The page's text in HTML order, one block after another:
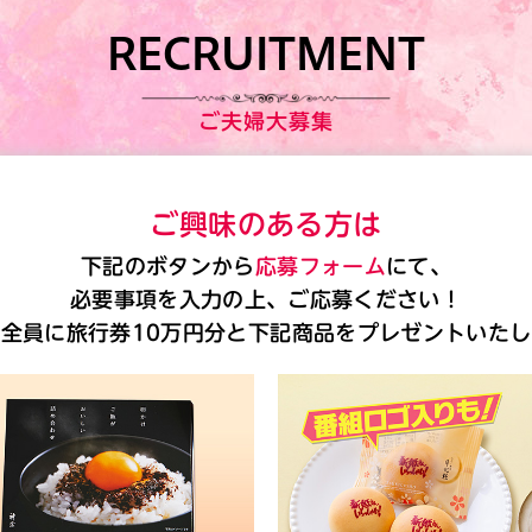
RECRUITMENT
ご夫婦大募集
ご興味のある方は
下記のボタンから 応募フォーム にて、
必要事項を入力の上、ご応募ください！
員に旅行券10万円分と下記商品をプレゼントいた